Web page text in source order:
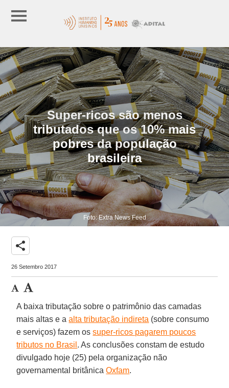
Super-ricos são menos
tributados que os 10% mais
pobres da população
brasileira
Foto: Extra News Feed
share
26 Setembro 2017
A baixa tributação sobre o patrimônio das camadas
mais altas e aalta tributação indireta (sobre consumo
e serviços) fazem ossuper-ricos pagarem poucos
tributos no Brasil . As conclusões constam de estudo
divulgado hoje (25) pela organização não
governamental britânicaOxfam.